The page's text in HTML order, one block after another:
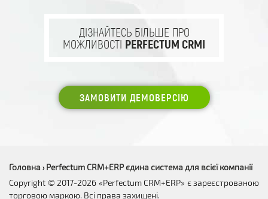
ДІЗНАЙТЕСЬ БІЛЬШЕ ПРО
МОЖЛИВОСТІ PERFECTUM CRM!
ЗАМОВИТИ ДЕМОВЕРСІЮ
Головна › Perfectum CRM+ERP єдина система для всієї компанії
Copyright © 2017-2026 «Perfectum CRM+ERP» є зареєстрованою
торговою маркою. Всі права захищені.